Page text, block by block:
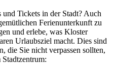
Tickets in der Stadt? Auch
Ferienunterkunft zu
und erlebe, was Kloster
Urlaubsziel macht. Dies sind
die Sie nicht verpassen sollten,